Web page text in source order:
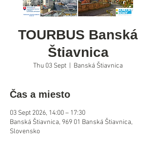
TOURBUS Banská
Štiavnica
Thu 03 Sept Banská Štiavnica
Čas a miesto
03 Sept 2026, 14:00 – 17:30
Banská Štiavnica, 969 01 Banská Štiavnica,
Slovensko